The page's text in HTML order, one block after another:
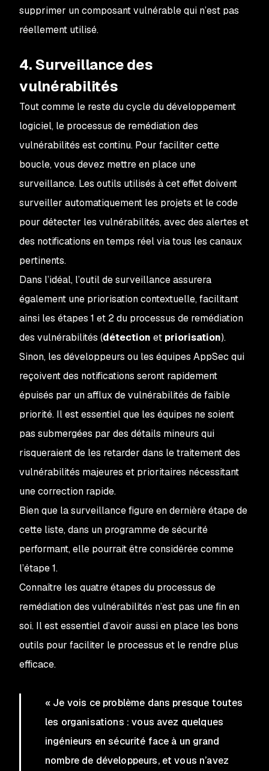
supprimer un composant vulnérable qui n’est pas
réellement utilisé.
4. Surveillance des
vulnérabilités
Tout comme le reste du cycle du développement
logiciel, le processus de remédiation des
vulnérabilités est continu. Pour faciliter cette
boucle, vous devez mettre en place une
surveillance. Les outils utilisés à cet effet doivent
surveiller automatiquement les projets et le code
pour détecter les vulnérabilités, avec des alertes et
des notifications en temps réel via tous les canaux
pertinents.
Dans l’idéal, l’outil de surveillance assurera
également une priorisation contextuelle, facilitant
ainsi les étapes 1 et 2 du processus de remédiation
des vulnérabilités (détection et priorisation).
Sinon, les développeurs ou les équipes AppSec qui
reçoivent des notifications seront rapidement
épuisés par un afflux de vulnérabilités de faible
priorité. Il est essentiel que les équipes ne soient
pas submergées par des détails mineurs qui
risqueraient de les retarder dans le traitement des
vulnérabilités majeures et prioritaires nécessitant
une correction rapide.
Bien que la surveillance figure en dernière étape de
cette liste, dans un programme de sécurité
performant, elle pourrait être considérée comme
l’étape 1.
Connaître les quatre étapes du processus de
remédiation des vulnérabilités n’est pas une fin en
soi. Il est essentiel d’avoir aussi en place les bons
outils pour faciliter le processus et le rendre plus
efficace.
« Je vois ce problème dans presque toutes
les organisations : vous avez quelques
ingénieurs en sécurité face à un grand
nombre de développeurs, et vous n’avez